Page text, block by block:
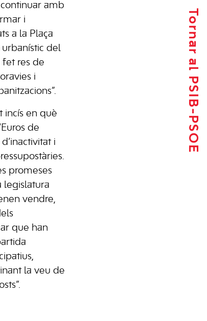
Tornar al PSIB-PSOE
amb
i
a la Plaça
del
fet res de
i
incís en què
de
i
promeses
legislatura
vendre,
que han
la veu de